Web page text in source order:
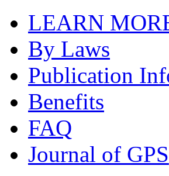
LEARN
By Laws
Publication
Benefits
FAQ
Journal of GPS